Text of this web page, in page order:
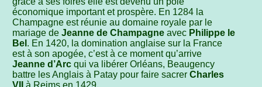
économique important et prospère. En 1284 la
Champagne est réunie au domaine royale par le
mariage deJeanne de Champagne avec Philippe le
Bel . En 1420, la domination anglaise sur la France
est à son apogée, c’est à ce moment qu’arrive
Jeanne d’Arc qui va libérer Orléans, Beaugency
battre les Anglais à Patay pour faire sacrerCharles
VII
à Reims en 1429.